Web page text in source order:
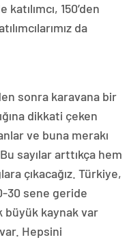
150’den
da
sonra karavana bir
dikkati çeken
ve buna merakı
sayılar arttıkça hem
çıkacağız. Türkiye,
30 sene geride
büyük kaynak var
Hepsini